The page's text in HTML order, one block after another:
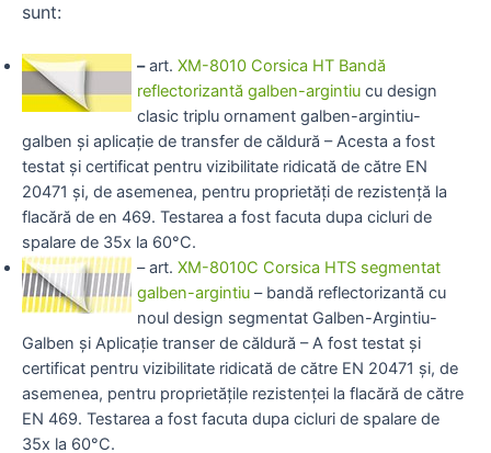
sunt:
–art. XM-8010 Corsica HT Bandă
reflectorizantă galben-argintiu cu design
clasic triplu ornament galben-argintiu-
galben și aplicație de transfer de căldură – Acesta a fost
testat și certificat pentru vizibilitate ridicată de către EN
20471 și, de asemenea, pentru proprietăți de rezistență la
flacără de en 469. Testarea a fost facuta dupa cicluri de
spalare de 35x la 60°C.
– art. XM-8010C Corsica HTS segmentat
galben-argintiu – bandă reflectorizantă cu
noul design segmentat Galben-Argintiu-
Galben și Aplicație transer de căldură – A fost testat și
certificat pentru vizibilitate ridicată de către EN 20471 și, de
asemenea, pentru proprietățile rezistenței la flacără de către
EN 469. Testarea a fost facuta dupa cicluri de spalare de
35x la 60°C.